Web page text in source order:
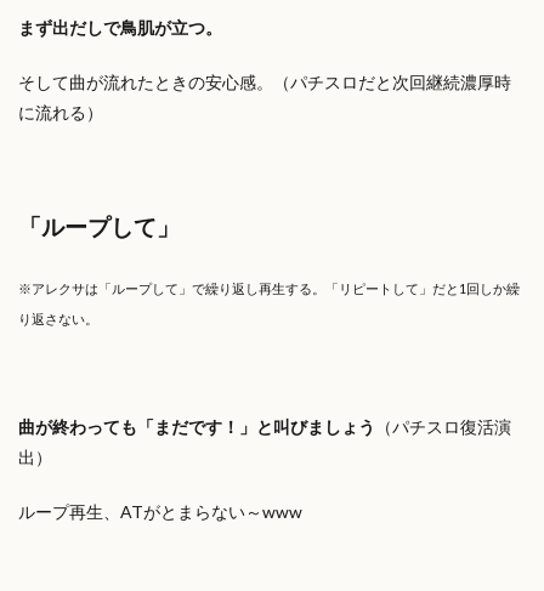
まず出だしで鳥肌が立つ。
そして曲が流れたときの安心感。（パチスロだと次回継続濃厚時
に流れる）
「ループして」
※アレクサは「ループして」で繰り返し再生する。「リピートして」だと1回しか繰
り返さない。
曲が終わっても「まだです！」と叫びましょう
（パチスロ復活演
出）
ループ再生、ATがとまらない～www